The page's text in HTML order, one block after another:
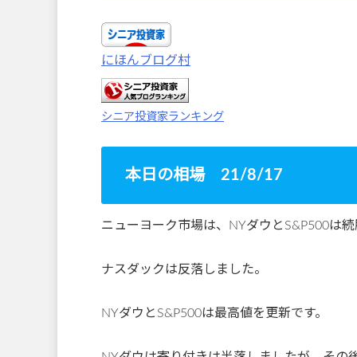
にほんブログ村
シニア投資家ランキング
本日の相場 21/8/17
ニューヨーク市場は、NYダウとS&P500は続
ナスダックは反落しました。
NYダウとS&P500は最高値を更新です。